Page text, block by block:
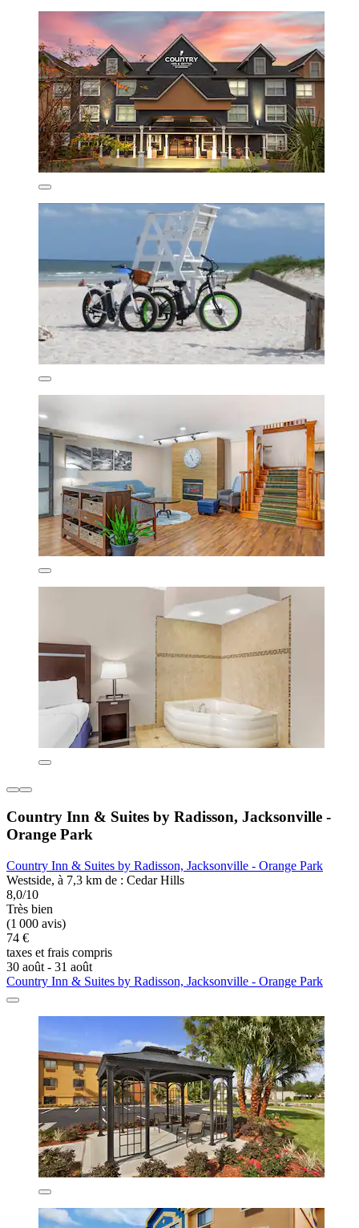
Country Inn & Suites by Radisson, Jacksonville -
Orange Park
Country Inn & Suites by Radisson, Jacksonville - Orange Park
Westside, à 7,3 km de : Cedar Hills
8,0/10
Très bien
(1 000 avis)
74 €
taxes et frais compris
30 août - 31 août
Country Inn & Suites by Radisson, Jacksonville - Orange Park